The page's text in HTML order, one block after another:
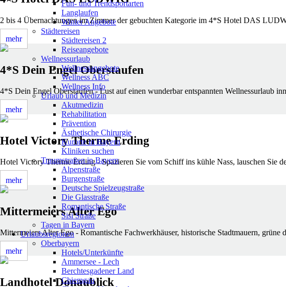
2 bis 4 Übernachtungen im Zimmer der gebuchten Kategorie im 4*S Hotel DAS
mehr
4*S Dein Engel Oberstaufen
4*S Dein Engel Oberstaufen - Lust auf einen wunderbar entspannten Wellnessurlaub
mehr
Hotel Victory Therme Erding
Hotel Victory Therme Erding - Spazieren Sie vom Schiff ins kühle Nass, lauschen Sie
mehr
Mittermeiers Alter Ego
Mittermeiers Alter Ego - Romantische Fachwerkhäuser, historische Stadtmauern,
mehr
Landhotel Donaublick
Fun- und Trendsportarten
Langlaufen
Winter Angebote
Städtereisen
Städtereisen 2
Reiseangebote
Wellnessurlaub
Wellnessangebote
Wellness ABC
Wellness Info
Urlaub und Medizin
Akutmedizin
Rehabilitation
Prävention
Ästhetische Chirurgie
Kurorte in Bayern
Kliniken suchen
Traumstraßen in Bayern
Alpenstraße
Burgenstraße
Deutsche Spielzeugstraße
Die Glasstraße
Romantische Straße
Sisi Straße
Tagen in Bayern
Urlaubsregionen
Oberbayern
Hotels/Unterkünfte
Ammersee - Lech
Berchtesgadener Land
Chiemgau